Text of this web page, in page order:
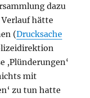
dazu
hätte
(Drucksache
,Plünderungen‘
mit
zu tun hatte